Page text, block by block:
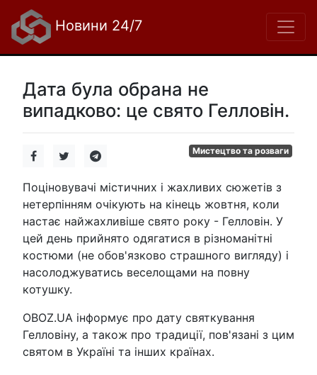
Новини 24/7
Дата була обрана не
випадково: це свято Гелловін.
Мистецтво та розваги
Поціновувачі містичних і жахливих сюжетів з
нетерпінням очікують на кінець жовтня, коли
настає найжахливіше свято року - Гелловін. У
цей день прийнято одягатися в різноманітні
костюми (не обов'язково страшного вигляду) і
насолоджуватись веселощами на повну
котушку.
OBOZ.UA інформує про дату святкування
Гелловіну, а також про традиції, пов'язані з цим
святом в Україні та інших країнах.